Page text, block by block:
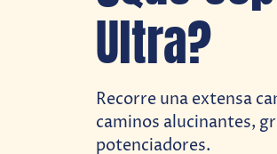
Ultra?
Recorre una extensa
caminos alucinantes,
potenciadores.